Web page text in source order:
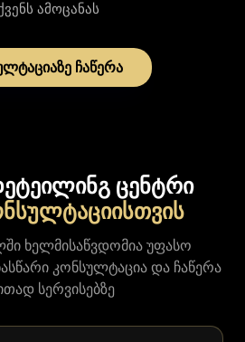
ამოცანას
ჩაწერა
ცენტრი
ხელმისაწვდომია უფასო
კონსულტაცია და ჩაწერა
სერვისებზე